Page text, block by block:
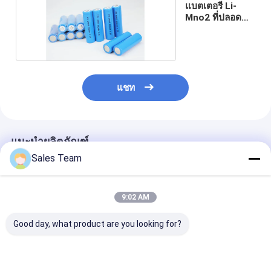
แบตเตอรี่ Li-
Mno2 ที่ปลอด
แชท
แนะนำผลิตภัณฑ์
Sales Team
9:02 AM
Good day, what product are you looking for?